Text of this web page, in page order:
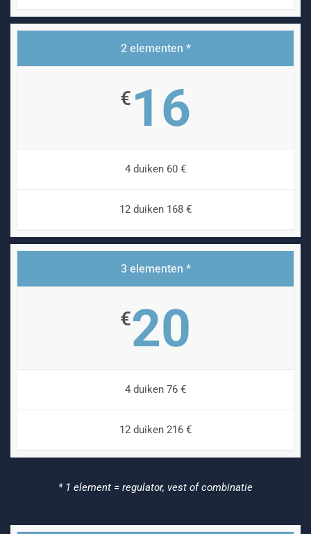
2 elementen *
€ 16
4 duiken 60 €
12 duiken 168 €
3 elementen *
€20
4 duiken 76 €
12 duiken 216 €
* 1 element = regulator, vest of combinatie